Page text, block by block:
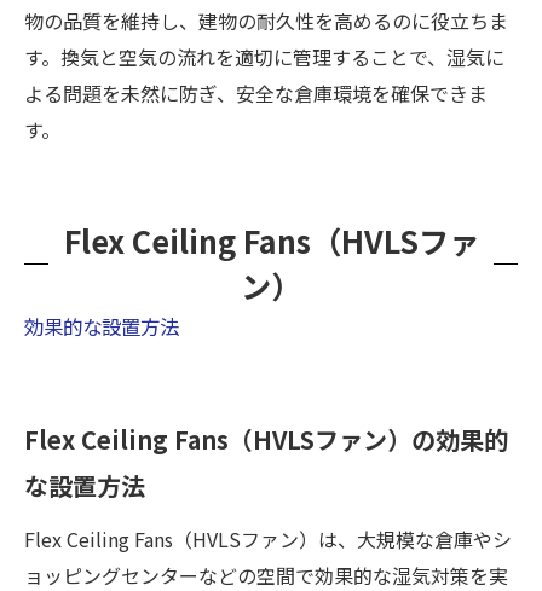
物の品質を維持し、建物の耐久性を高めるのに役立ちま
す。換気と空気の流れを適切に管理することで、湿気に
よる問題を未然に防ぎ、安全な倉庫環境を確保できま
す。
Flex Ceiling Fans（HVLSファ
ン）
効果的な設置方法
Flex Ceiling Fans（HVLSファン）の効果的
な設置方法
Flex Ceiling Fans（HVLSファン）は、大規模な倉庫やシ
ョッピングセンターなどの空間で効果的な湿気対策を実